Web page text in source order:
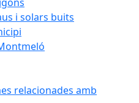
i solars buits
relacionades amb